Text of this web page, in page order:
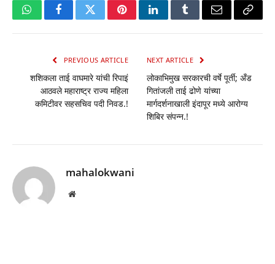
WhatsAppFacebookTwitterPinterestLinkedInTumblrEmail Copy
PREVIOUS ARTICLE
शशिकला ताई वाघमारे यांची रिपाइं
आठवले महाराष्ट्र राज्य महिला
कमिटीवर सहसचिव पदी निवड.!
NEXT ARTICLE
लोकाभिमुख सरकारची वर्षे पूर्ती; अँड
गितांजली ताई ढोणे यांच्या
मार्गदर्शनाखाली इंदापूर मध्ये आरोग्य
शिबिर संपन्न.!
mahalokwani
Website